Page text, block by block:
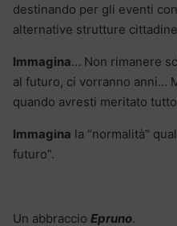
destinando per gli eventi
alternative strutture
Immagina… Non rimanere
al futuro, ci vorranno anni…
quando avresti meritato
Immagina la “normalità”
futuro”.
Un abbraccio Epruno.